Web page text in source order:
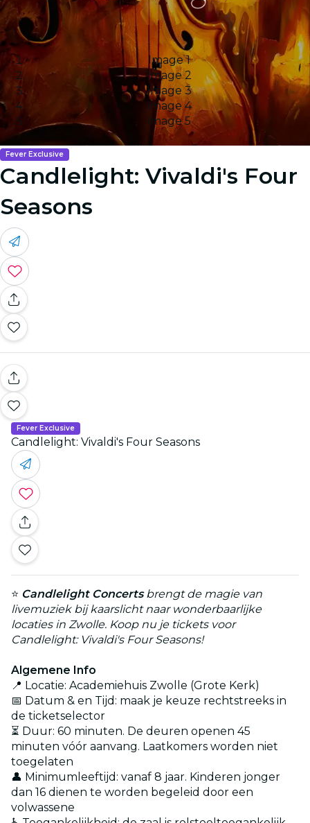
Image 1
Image 2
Image 3
Image 4
Image 5
Fever Exclusive
Candlelight: Vivaldi's Four
Seasons
Fever Exclusive
Candlelight: Vivaldi's Four Seasons
⭐ Candlelight Concertsbrengt de magie van
livemuziek bij kaarslicht naar wonderbaarlijke
locaties in Zwolle. Koop nu je tickets voor
Candlelight: Vivaldi's Four Seasons!
Algemene Info
📍 Locatie: Academiehuis Zwolle (Grote Kerk)
📅 Datum & en Tijd: maak je keuze rechtstreeks in
de ticketselector
⏳ Duur: 60 minuten. De deuren openen 45
minuten vóór aanvang. Laatkomers worden niet
toegelaten
👤 Minimumleeftijd: vanaf 8 jaar. Kinderen jonger
dan 16 dienen te worden begeleid door een
volwassene